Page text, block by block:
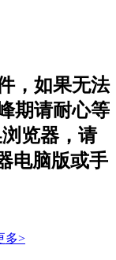
，如果无法
期请耐心等
览器，请
电脑版或手
多>